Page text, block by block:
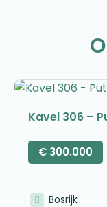
Kavel 306 –
€ 300.000
Bosrijk